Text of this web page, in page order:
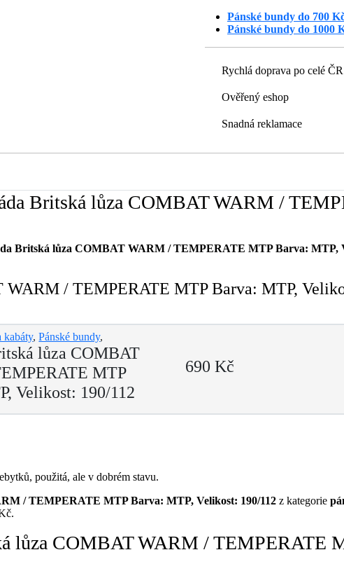
Pánské bundy do 700
Pánské bundy do 1000
Rychlá doprava po celé ČR
Ověřený eshop
Snadná reklamace
Britská lůza COMBAT WARM /
Britská lůza COMBAT WARM / TEMPERATE MTP Barva: MTP,
/ TEMPERATE MTP Barva: MTP,
kabáty,Pánské bundy,
lůza COMBAT
MTP
Velikost: 190/112
690 Kč
použitá, ale v dobrém stavu.
/ TEMPERATE MTP Barva: MTP, Velikost: 190/112 z kategorie
lůza COMBAT WARM / TEMPERATE